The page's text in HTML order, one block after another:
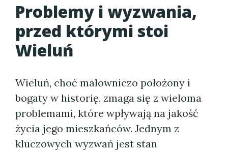
Problemy i wyzwania,
przed którymi stoi
Wieluń
Wieluń, choć malowniczo położony i
bogaty w historię, zmaga się z wieloma
problemami, które wpływają na jakość
życia jego mieszkańców. Jednym z
kluczowych wyzwań jest stan